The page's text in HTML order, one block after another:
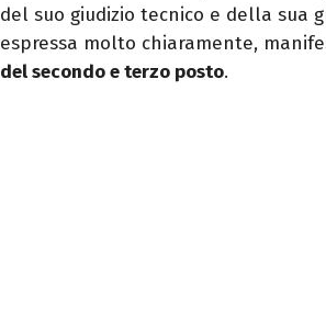
del suo giudizio tecnico e della sua
espressa molto chiaramente,
del secondo e terzo posto.